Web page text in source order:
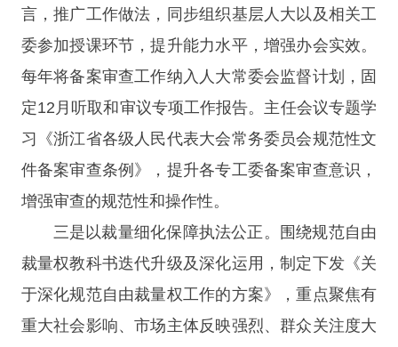
言，推广工作做法，同步组织基层人大以及相关工
委参加授课环节，提升能力水平，增强办会实效。
每年将备案审查工作纳入人大常委会监督计划，固
定12月听取和审议专项工作报告。主任会议专题学
习《浙江省各级人民代表大会常务委员会规范性文
件备案审查条例》，提升各专工委备案审查意识，
增强审查的规范性和操作性。
三是以裁量细化保障执法公正。围绕规范自由
裁量权教科书迭代升级及深化运用，制定下发《关
于深化规范自由裁量权工作的方案》，重点聚焦有
重大社会影响、市场主体反映强烈、群众关注度大